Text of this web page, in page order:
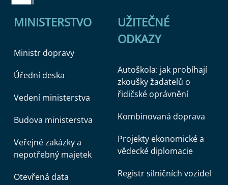
MINISTERSTVO
Ministr dopravy
Úřední deska
Vedení ministerstva
Budova ministerstva
Veřejné zakázky a
nepotřebný majetek
Otevřená data
UŽITEČNÉ
ODKAZY
Autoškola: jak probíhají
zkoušky žadatelů o
řidičské oprávnění
Kombinovaná doprava
Projekty ekonomické a
vědecké diplomacie
Registr silničních vozidel